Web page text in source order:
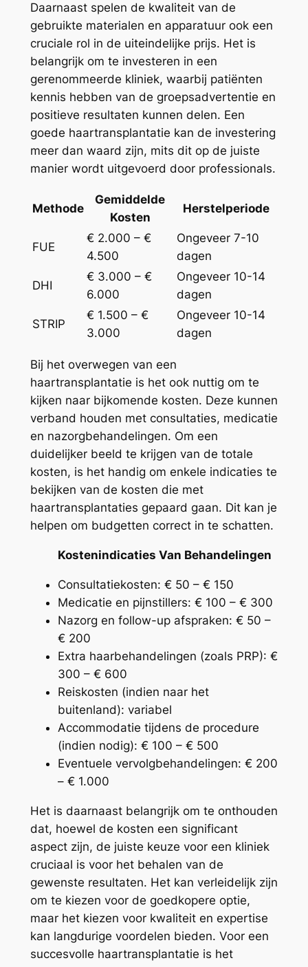
Daarnaast spelen de kwaliteit van de
gebruikte materialen en apparatuur ook een
cruciale rol in de uiteindelijke prijs. Het is
belangrijk om te investeren in een
gerenommeerde kliniek, waarbij patiënten
kennis hebben van de groepsadvertentie en
positieve resultaten kunnen delen. Een
goede haartransplantatie kan de investering
meer dan waard zijn, mits dit op de juiste
manier wordt uitgevoerd door professionals.
Methode
Gemiddelde
Kosten
Herstelperiode
FUE
€ 2.000 – €
4.500
Ongeveer 7-10
dagen
DHI
€ 3.000 – €
6.000
Ongeveer 10-14
dagen
STRIP
€ 1.500 – €
3.000
Ongeveer 10-14
dagen
Bij het overwegen van een
haartransplantatie is het ook nuttig om te
kijken naar bijkomende kosten. Deze kunnen
verband houden met consultaties, medicatie
en nazorgbehandelingen. Om een
duidelijker beeld te krijgen van de totale
kosten, is het handig om enkele indicaties te
bekijken van de kosten die met
haartransplantaties gepaard gaan. Dit kan je
helpen om budgetten correct in te schatten.
Kostenindicaties Van Behandelingen
Consultatiekosten: € 50 – € 150
Medicatie en pijnstillers: € 100 – € 300
Nazorg en follow-up afspraken: € 50 –
€ 200
Extra haarbehandelingen (zoals PRP): €
300 – € 600
Reiskosten (indien naar het
buitenland): variabel
Accommodatie tijdens de procedure
(indien nodig): € 100 – € 500
Eventuele vervolgbehandelingen: € 200
– € 1.000
Het is daarnaast belangrijk om te onthouden
dat, hoewel de kosten een significant
aspect zijn, de juiste keuze voor een kliniek
cruciaal is voor het behalen van de
gewenste resultaten. Het kan verleidelijk zijn
om te kiezen voor de goedkopere optie,
maar het kiezen voor kwaliteit en expertise
kan langdurige voordelen bieden. Voor een
succesvolle haartransplantatie is het